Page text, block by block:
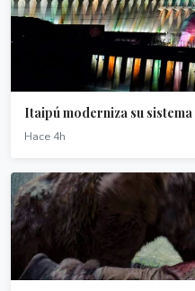
Itaipú moderniza su
Hace 4h